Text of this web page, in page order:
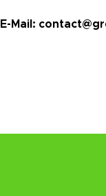
E-Mail: